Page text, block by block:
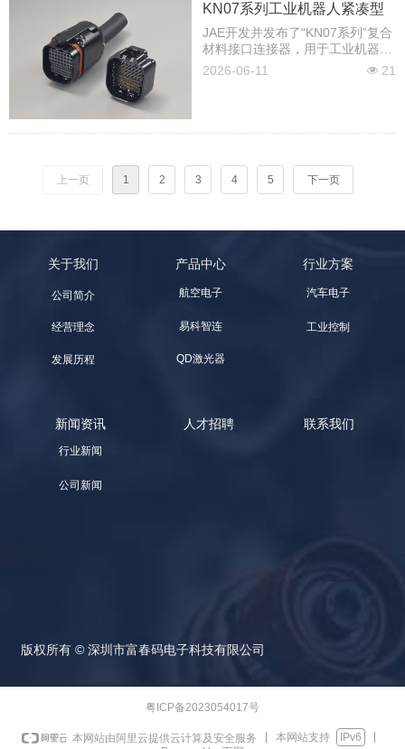
KN07系列工业机器人紧凑型
高密度复合连接器
JAE开发并发布了“KN07系列”复合
材料接口连接器，用于工业机器
人，实现了紧凑且高密度的设计，
넶 21
2026-06-11
上一页 1 2 3 4 5 下一页
关于我们
公司简介
经营理念
发展历程
航空电子
易科智连
QD激光器
汽车电子
工业控制
行业方案
产品中心
版权所有 © 深圳市富春码电子科技有限公司
新闻资讯
行业新闻
公司新闻
人才招聘 联系我们
粤ICP备2023054017号
本网站由阿里云提供云计算及安全服务 本网站支持
IPv6